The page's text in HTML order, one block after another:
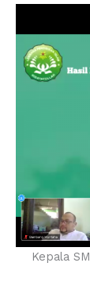
Kepala